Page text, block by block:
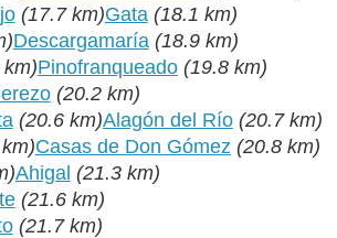
(17.7 km)Gata (18.1 km)
Descargamaría (18.9 km)
Pinofranqueado (19.8 km)
(20.2 km)
(20.6 km)Alagón del Río (20.7 km)
Casas de Don Gómez (20.8 km)
Ahigal (21.3 km)
(21.6 km)
(21.7 km)